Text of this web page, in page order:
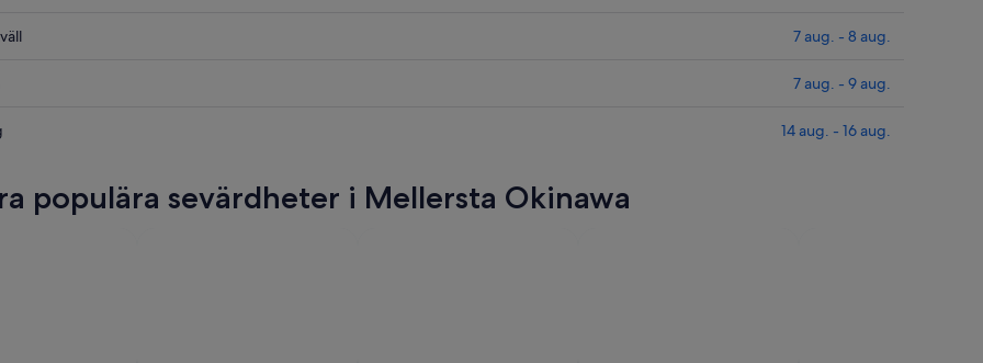
7 aug. - 8 aug.
7 aug. - 9 aug.
14 aug. - 16 aug.
populära sevärdheter i Mellersta Okinawa